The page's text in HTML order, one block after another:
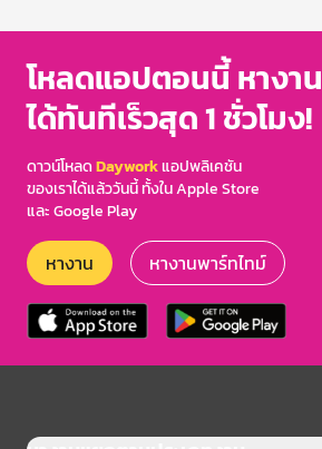
โหลดแอปตอนนี้ หางาน
ได้ทันทีเร็วสุด 1 ชั่วโมง!
ดาวน์โหลดDayworkแอปพลิเคชัน
ของเราได้แล้ววันนี้ ทั้งใน Apple Store
และ Google Play
หางาน หางานพาร์ทไทม์